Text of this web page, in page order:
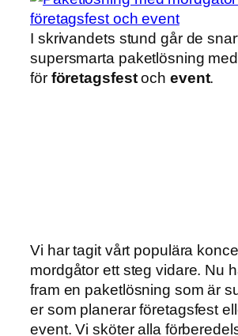
I skrivandets stund går de
supersmarta paketlösning
för företagsfestoch event.
Vi har tagit vårt populära
mordgåtor ett steg vidare. Nu
fram en paketlösning som är
er som planerar företagsfest
event. Vi sköter alla